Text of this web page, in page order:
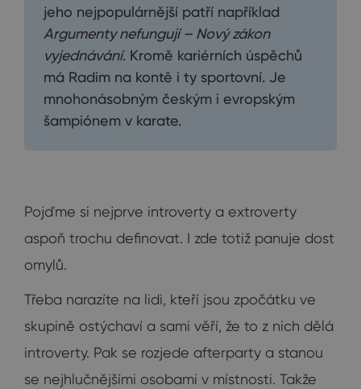
jeho nejpopulárnější patří například
Argumenty nefungují – Nový zákon
vyjednávání. Kromě kariérních úspěchů
má Radim na kontě i ty sportovní. Je
mnohonásobným českým i evropským
šampiónem v karate.
Pojďme si nejprve introverty a extroverty
aspoň trochu definovat. I zde totiž panuje dost
omylů.
Třeba narazíte na lidi, kteří jsou zpočátku ve
skupině ostýchaví a sami věří, že to z nich dělá
introverty. Pak se rozjede afterparty a stanou
se nejhlučnějšími osobami v místnosti. Takže